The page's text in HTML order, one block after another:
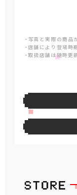
・写真と実際の商品
・店舗により登場時
・取扱店舗は随時更